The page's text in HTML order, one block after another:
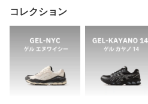
コレクション